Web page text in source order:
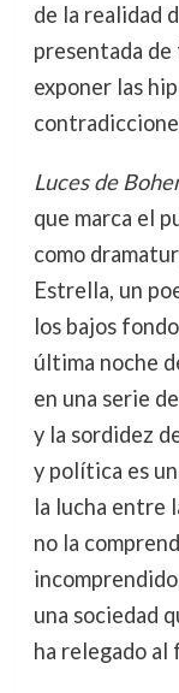
de la realidad
presentada de
exponer las
Luces de
que marca el
como
Estrella, un
los bajos
última noche
en una serie
y la sordidez
y política es
la lucha entre
no la
una sociedad
ha relegado al